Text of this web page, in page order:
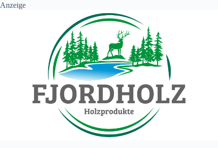
Anzeige